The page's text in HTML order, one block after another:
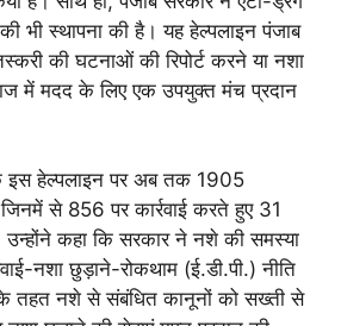
भी स्थापना की है। यह हेल्पलाइन पंजाब
की घटनाओं की रिपोर्ट करने या नशा
में मदद के लिए एक उपयुक्त मंच प्रदान
इस हेल्पलाइन पर अब तक 1905
से 856 पर कार्रवाई करते हुए 31
उन्होंने कहा कि सरकार ने नशे की समस्या
नशा छुड़ाने-रोकथाम (ई.डी.पी.) नीति
तहत नशे से संबंधित कानूनों को सख्ती से